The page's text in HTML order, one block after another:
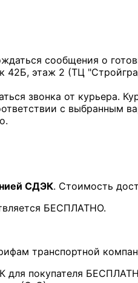
сообщения о
этаж 2 (ТЦ
звонка от курьера.
с выбранным
СДЭК. Стоимость
БЕСПЛАТНО.
транспортной
покупателя